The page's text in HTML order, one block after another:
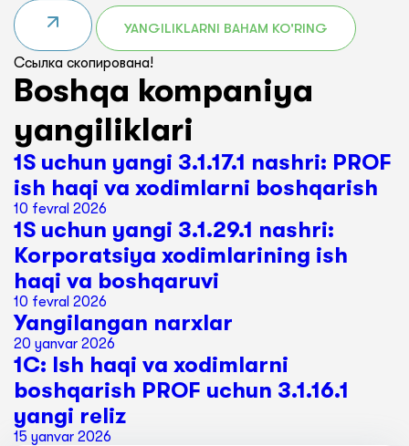
YANGILIKLARNI BAHAM KO'RING
Ссылка скопирована!
Boshqa kompaniya
yangiliklari
1S uchun yangi 3.1.17.1 nashri: PROF
ish haqi va xodimlarni boshqarish
10 fevral 2026
1S uchun yangi 3.1.29.1 nashri:
Korporatsiya xodimlarining ish
haqi va boshqaruvi
10 fevral 2026
Yangilangan narxlar
20 yanvar 2026
1C: Ish haqi va xodimlarni
boshqarish PROF uchun 3.1.16.1
yangi reliz
15 yanvar 2026